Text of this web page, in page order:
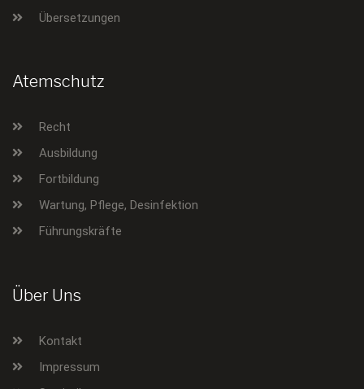
Übersetzungen
Atemschutz
Recht
Ausbildung
Fortbildung
Wartung, Pflege, Desinfektion
Führungskräfte
Über Uns
Kontakt
Impressum